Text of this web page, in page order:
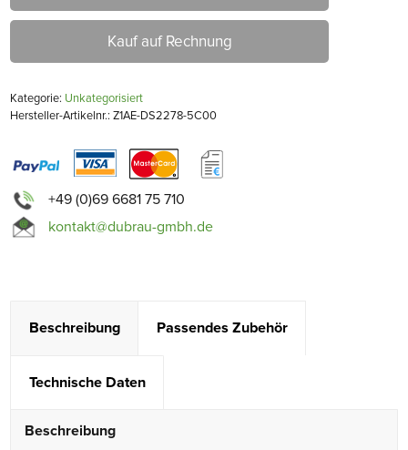
Kauf auf Rechnung
Kategorie: Unkategorisiert
Hersteller-Artikelnr.: Z1AE-DS2278-5C00
+49 (0)69 6681 75 710
kontakt@dubrau-gmbh.de
Beschreibung Passendes Zubehör
Technische Daten
Beschreibung